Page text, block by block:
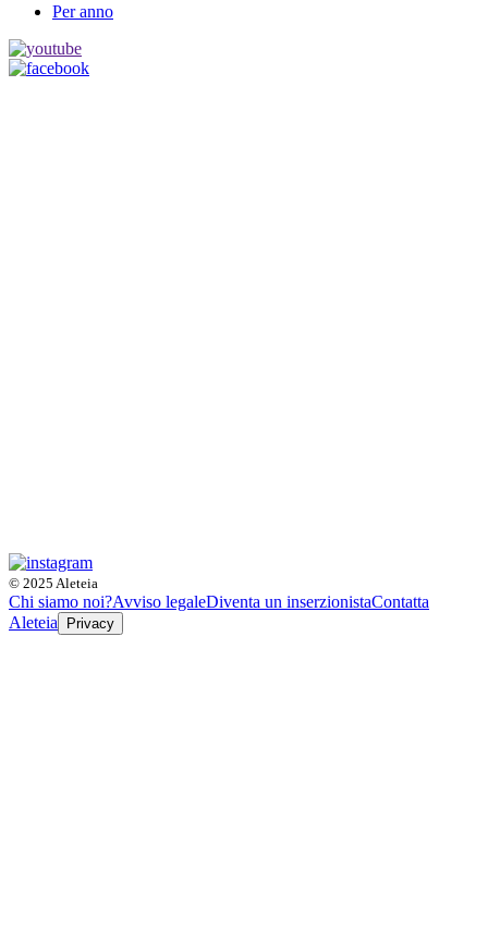
Per anno
© 2025 Aleteia
Chi siamo noi?Avviso legaleDiventa un inserzionistaContatta
Aleteia
Privacy